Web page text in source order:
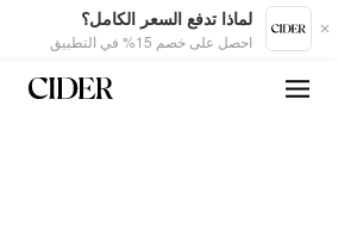
لماذا تدفع السعر الكامل؟
احصل على خصم 15% في التطبيق